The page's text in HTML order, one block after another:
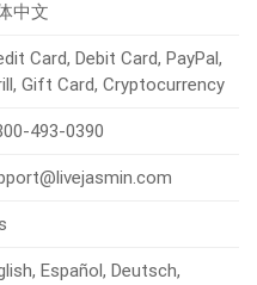
中文
Card, Debit Card, PayPal,
Gift Card, Cryptocurrency
493-0390
Español, Deutsch,